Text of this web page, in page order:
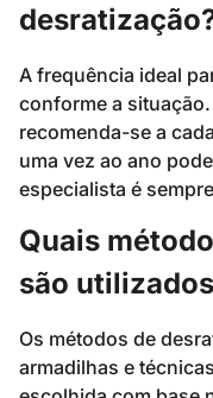
A frequência ideal
conforme a
recomenda-se a
uma vez ao ano
especialista é
Quais
são
Os métodos de
armadilhas e